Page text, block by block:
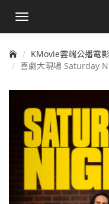
手
單
KMovie雲端公播電
喜劇大現場 Saturday